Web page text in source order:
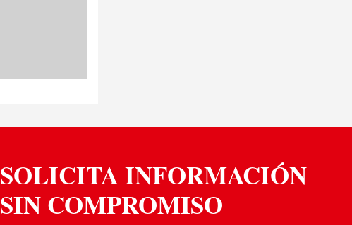
SOLICITA INFORMACIÓN
SIN COMPROMISO